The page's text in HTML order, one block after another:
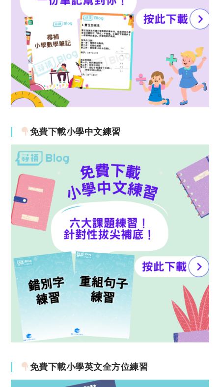
免費下載小學中文練習
免費下載小學英文全方位練習